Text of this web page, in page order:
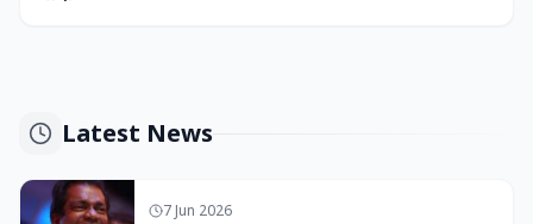
Latest News
7 Jun 2026